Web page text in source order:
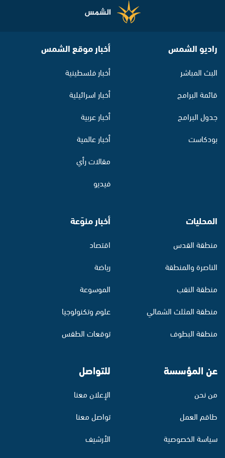
راديو الشمس
البث المباشر
قائمة البرامج
جدول البرامج
بودكاست
أخبار موقع الشمس
أخبار فلسطينية
أخبار اسرائيلية
أخبار عربية
أخبار عالمية
مقالات رأي
فيديو
المحليات
منطقة القدس
الناصرة والمنطقة
منطقة النقب
منطقة المثلث الشمالي
منطقة البطوف
أخبار منوّعة
اقتصاد
رياضة
الموسوعة
علوم وتكنولوجيا
توقعات الطقس
عن المؤسسة
من نحن
طاقم العمل
سياسة الخصوصية
للتواصل
الإعلان معنا
تواصل معنا
الأرشيف